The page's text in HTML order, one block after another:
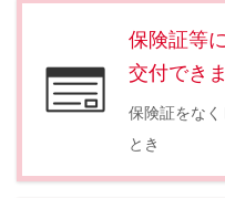
保険証等
交付でき
保険証をな
とき